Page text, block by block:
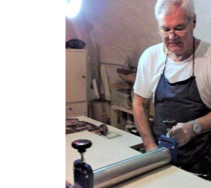
dipinge dal
dove è nato, i
Costa Azzurra,
dove da anni ha
per incidere.
di Milano”
di calcografia di S.
nei luoghi pubblici